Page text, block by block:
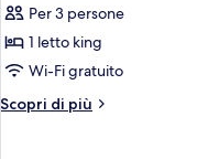
Camera
Junior
Per 3 persone
1 letto king
Wi-Fi gratuito
Scopri di più
Altri